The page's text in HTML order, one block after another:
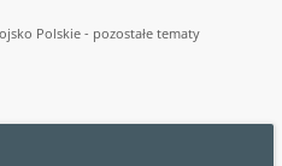
Polskie - pozostałe tematy